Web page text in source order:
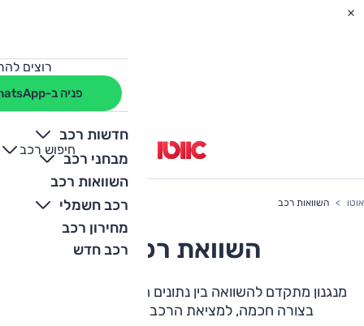
רוצים
פניה ב-WhatsApp
חדשות רכב
מבחני רכב
השוואות רכב
רכב חשמלי
מחירון רכב
רכב חדש
חיפוש רכב
+
-
אוטו השוואות רכב
השוואת רכבים
מנגנון מתקדם להשוואה בין נתונים חשובים, יתרונות ואבזור
בצורה חכמה, למציאת הרכב המושלם עבורכם